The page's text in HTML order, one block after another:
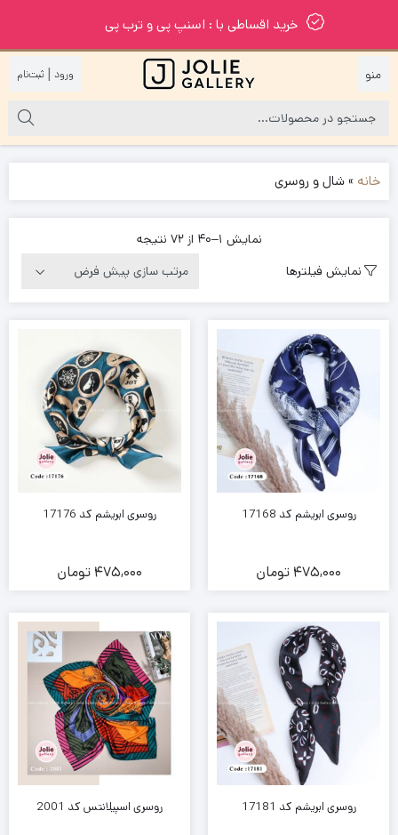
خرید اقساطی با : اسنپ پی و ترب پی
|
خانه »شال و روسری
نمایش 1–40 از 72 نتیجه
نمایش فیلترها
روسری ابریشم کد 17168
475,000 تومان
روسری ابریشم کد 17176
475,000 تومان
روسری ابریشم کد 17181 روسری اسپیلانتس کد 2001